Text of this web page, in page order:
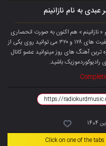
به نام نازانینم
» هم اکنون به صورت انحصاری
پخش شد، جهت دانلود و شنیدن این آهنگ با کیفیت های ۱۲۸ و ۳۲۰ می توانید روی یکی از
ترین آهنگ های روز میتوانید عضو کانال
رادیوکوردموزیک باشید.
Click on one of the